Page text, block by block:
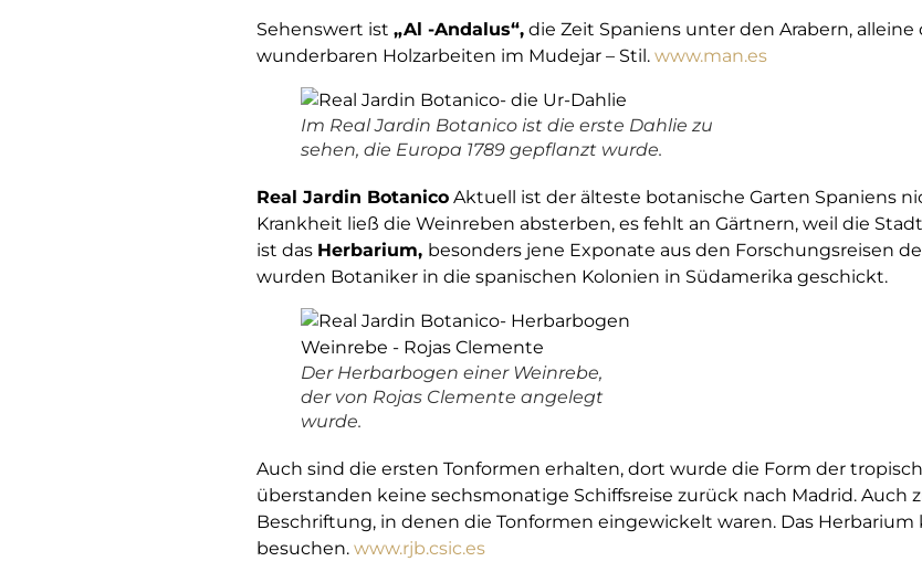
Sehenswert ist „Al -Andalus“, die Zeit Spaniens unter den Arabern,
wunderbaren Holzarbeiten im Mudejar – Stil. www.man.es
Im Real Jardin Botanico ist die erste Dahlie zu
sehen, die Europa 1789 gepflanzt wurde.
Real Jardin Botanico Aktuell ist der älteste botanische Garten Spaniens
Krankheit ließ die Weinreben absterben, es fehlt an Gärtnern, weil die
ist das Herbarium, besonders jene Exponate aus den Forschungsreisen
wurden Botaniker in die spanischen Kolonien in Südamerika geschickt.
Der Herbarbogen einer Weinrebe,
der von Rojas Clemente angelegt
wurde.
Auch sind die ersten Tonformen erhalten, dort wurde die Form der
überstanden keine sechsmonatige Schiffsreise zurück nach Madrid. Auch
Beschriftung, in denen die Tonformen eingewickelt waren. Das
besuchen. www.rjb.csic.es